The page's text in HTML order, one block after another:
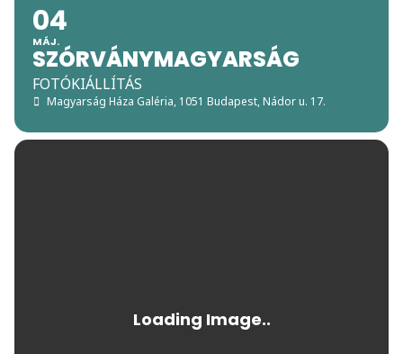
04
MÁJ.
SZÓRVÁNYMAGYARSÁG
FOTÓKIÁLLÍTÁS
Magyarság Háza Galéria, 1051 Budapest, Nádor u. 17.